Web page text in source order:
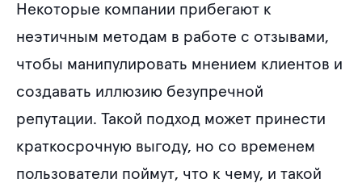
Некоторые компании прибегают к
неэтичным методам в работе с отзывами,
чтобы манипулировать мнением клиентов и
создавать иллюзию безупречной
репутации. Такой подход может принести
краткосрочную выгоду, но со временем
пользователи поймут, что к чему, и такой